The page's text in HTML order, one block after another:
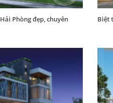
Phòng đẹp, chuyên
Biệt